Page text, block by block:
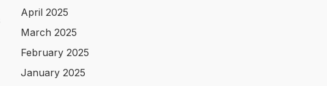
April 2025
March 2025
February 2025
January 2025